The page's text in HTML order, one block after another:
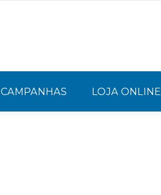
CAMPANHAS LOJA ONLINE